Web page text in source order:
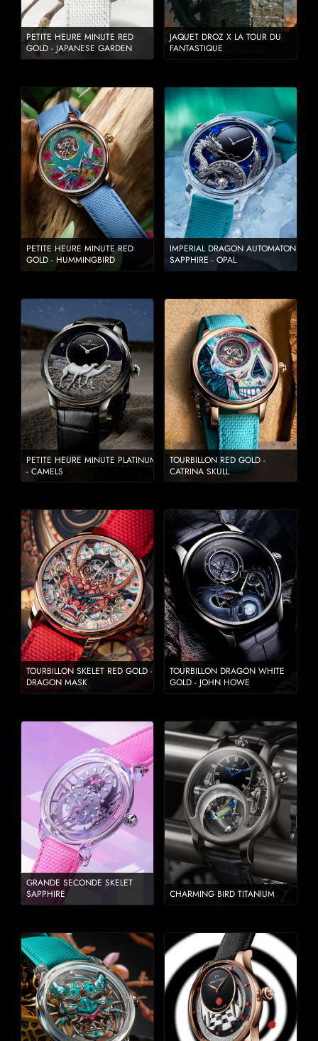
PETITE HEURE MINUTE RED
GOLD - JAPANESE GARDEN
JAQUET DROZ X LA TOUR DU
FANTASTIQUE
PETITE HEURE MINUTE RED
GOLD - HUMMINGBIRD
IMPERIAL DRAGON AUTOMATON
SAPPHIRE - OPAL
PETITE HEURE MINUTE PLATINUM
- CAMELS
TOURBILLON RED GOLD -
CATRINA SKULL
TOURBILLON SKELET RED GOLD -
DRAGON MASK
TOURBILLON DRAGON WHITE
GOLD - JOHN HOWE
GRANDE SECONDE SKELET
SAPPHIRE
CHARMING BIRD TITANIUM